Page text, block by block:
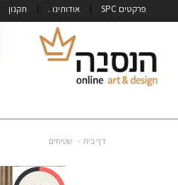
פרקטים SPC אודותינו . תקנון
דף בית שטיחים